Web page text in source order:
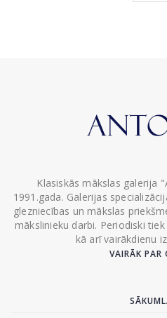
Klasiskās mākslas galerija
1991.gada. Galerijas
glezniecības un mākslas
mākslinieku darbi. Periodiski
kā arī vairākdienu
VAIRĀK PAR